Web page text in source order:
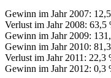
Gewinn im Jahr 2007:
Verlust im Jahr 2008: 63,5
Gewinn im Jahr 2009:
Gewinn im Jahr 2010:
Verlust im Jahr 2011: 22,3
Gewinn im Jahr 2012: 0,3